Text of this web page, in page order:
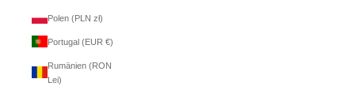
Polen (PLN zł)
Portugal (EUR €)
Rumänien (RON
Lei)